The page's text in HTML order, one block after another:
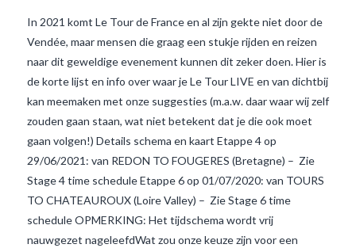
VIEW POST
In 2021 komt Le Tour de France en al zijn gekte niet door de
Vendée, maar mensen die graag een stukje rijden en reizen
naar dit geweldige evenement kunnen dit zeker doen. Hier is
de korte lijst en info over waar je Le Tour LIVE en van dichtbij
kan meemaken met onze suggesties (m.a.w. daar waar wij zelf
zouden gaan staan, wat niet betekent dat je die ook moet
gaan volgen!) Details schema en kaart Etappe 4 op
29/06/2021: van REDON TO FOUGERES (Bretagne) – Zie
Stage 4 time schedule Etappe 6 op 01/07/2020: van TOURS
TO CHATEAUROUX (Loire Valley) – Zie Stage 6 time
schedule OPMERKING: Het tijdschema wordt vrij
nauwgezet nageleefdWat zou onze keuze zijn voor een